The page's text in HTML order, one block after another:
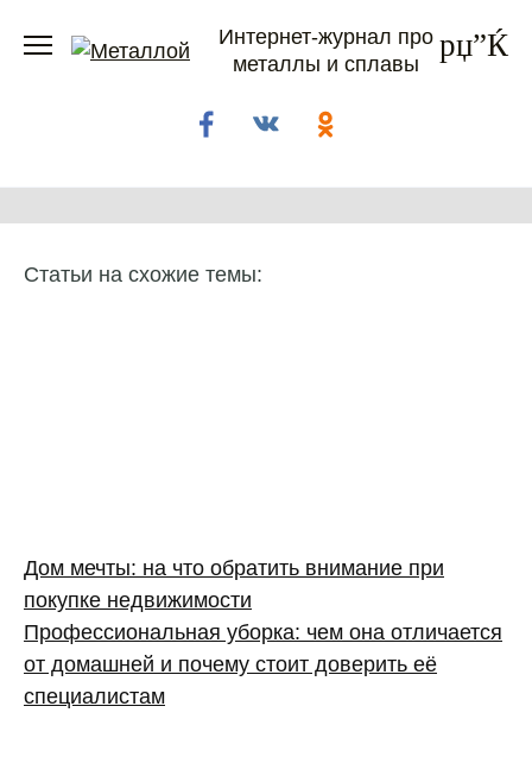
Интернет-журнал про
металлы и сплавы
Статьи на схожие темы:
Дом мечты: на что обратить внимание при
покупке недвижимости
Профессиональная уборка: чем она отличается
от домашней и почему стоит доверить её
специалистам